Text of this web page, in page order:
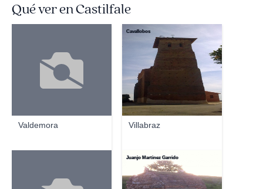
Qué ver en Castilfale
Valdemora Villabraz
Cavallobos
Juanjo Martinez Garrido